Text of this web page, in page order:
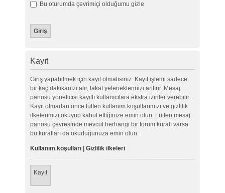
Bu oturumda çevrimiçi olduğumu gizle
Kayıt
Giriş yapabilmek için kayıt olmalısınız. Kayıt işlemi sadece
bir kaç dakikanızı alır, fakat yeteneklerinizi arttırır. Mesaj
panosu yöneticisi kayıtlı kullanıcılara ekstra izinler verebilir.
Kayıt olmadan önce lütfen kullanım koşullarımızı ve gizlilik
ilkelerimizi okuyup kabul ettiğinize emin olun. Lütfen mesaj
panosu çevresinde mevcut herhangi bir forum kuralı varsa
bu kuralları da okuduğunuza emin olun.
Kullanım koşulları| Gizlilik ilkeleri
Kayıt